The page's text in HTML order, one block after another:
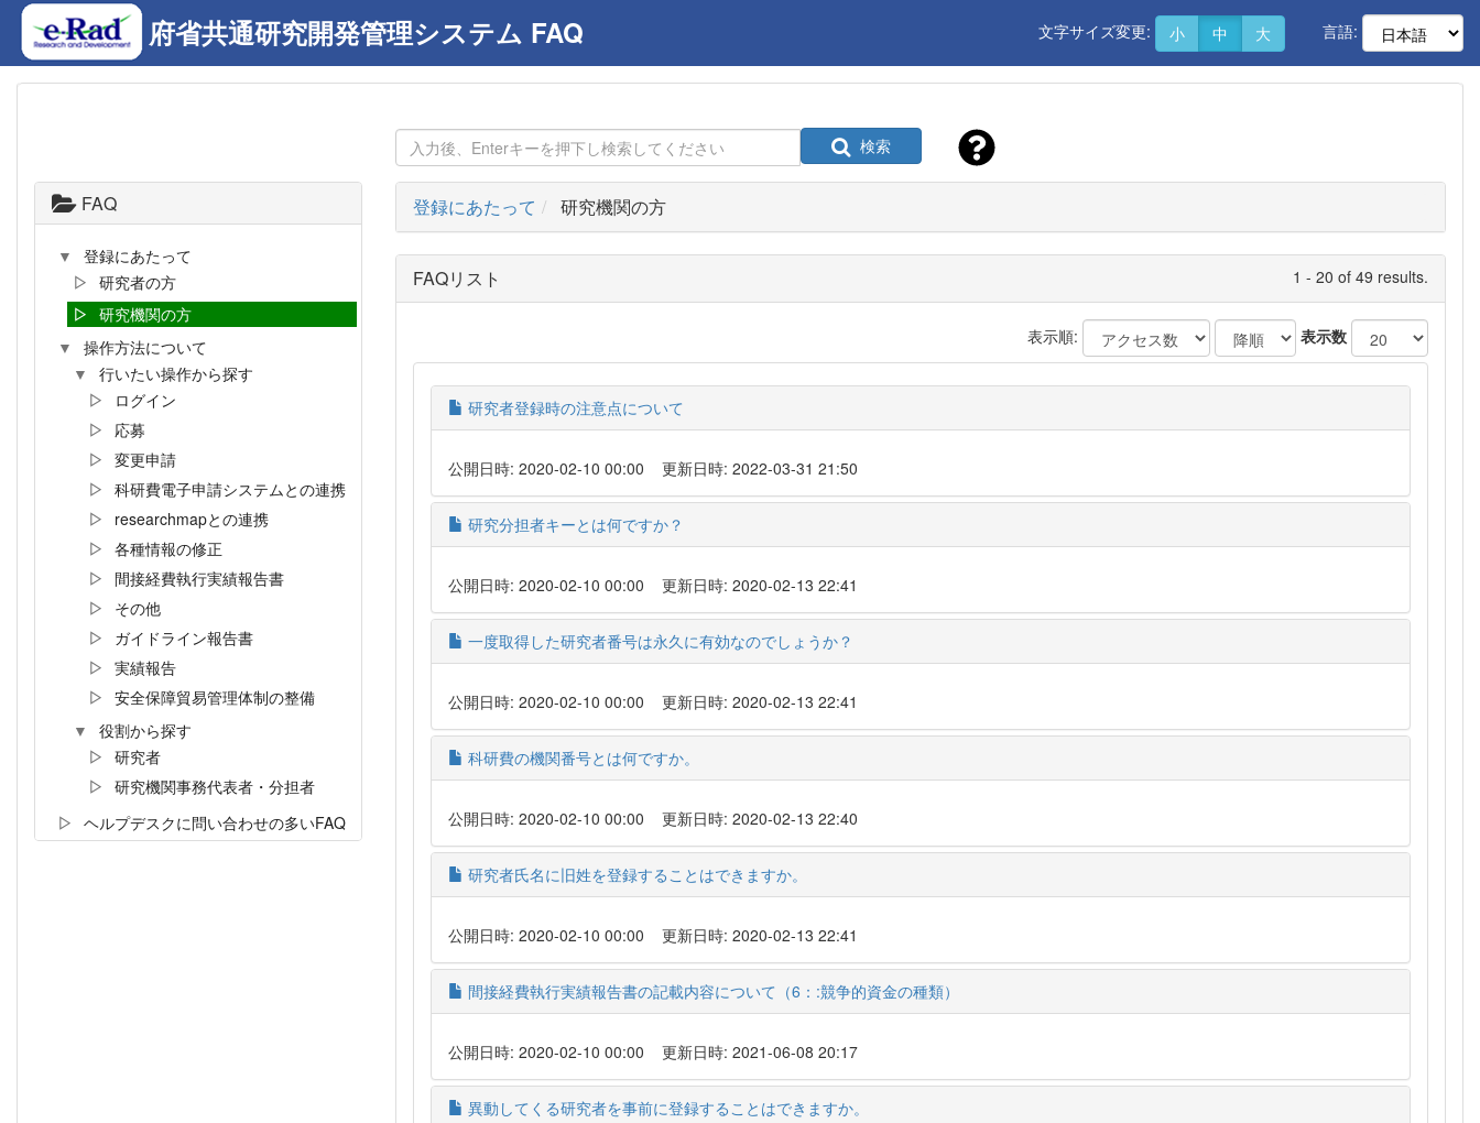
府省共通研究開発管理システム FAQ 文字サイズ変更: 小 中 大 言語:
検索
FAQ
登録にあたって
研究者の方
研究機関の方
操作方法について
行いたい操作から探す
ログイン
応募
変更申請
科研費電子申請システムとの連携
researchmapとの連携
各種情報の修正
間接経費執行実績報告書
その他
ガイドライン報告書
実績報告
安全保障貿易管理体制の整備
役割から探す
研究者
研究機関事務代表者・分担者
ヘルプデスクに問い合わせの多いFAQ
登録にあたって 研究機関の方
FAQリスト 1 - 20 of 49 results.
表示順: 表示数
研究者登録時の注意点について
公開日時: 2020-02-10 00:00 更新日時: 2022-03-31 21:50
研究分担者キーとは何ですか？
公開日時: 2020-02-10 00:00 更新日時: 2020-02-13 22:41
一度取得した研究者番号は永久に有効なのでしょうか？
公開日時: 2020-02-10 00:00 更新日時: 2020-02-13 22:41
科研費の機関番号とは何ですか。
公開日時: 2020-02-10 00:00 更新日時: 2020-02-13 22:40
研究者氏名に旧姓を登録することはできますか。
公開日時: 2020-02-10 00:00 更新日時: 2020-02-13 22:41
間接経費執行実績報告書の記載内容について（6：:競争的資金の種類）
公開日時: 2020-02-10 00:00 更新日時: 2021-06-08 20:17
異動してくる研究者を事前に登録することはできますか。